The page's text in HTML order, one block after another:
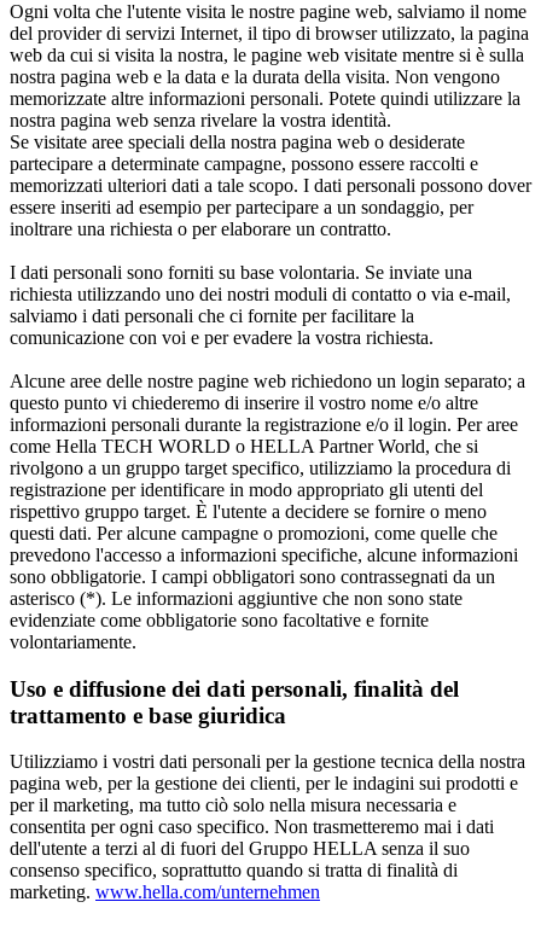
Ogni volta che l'utente visita le nostre pagine web, salviamo il nome
del provider di servizi Internet, il tipo di browser utilizzato, la pagina
web da cui si visita la nostra, le pagine web visitate mentre si è sulla
nostra pagina web e la data e la durata della visita. Non vengono
memorizzate altre informazioni personali. Potete quindi utilizzare la
nostra pagina web senza rivelare la vostra identità.
Se visitate aree speciali della nostra pagina web o desiderate
partecipare a determinate campagne, possono essere raccolti e
memorizzati ulteriori dati a tale scopo. I dati personali possono dover
essere inseriti ad esempio per partecipare a un sondaggio, per
inoltrare una richiesta o per elaborare un contratto.
I dati personali sono forniti su base volontaria. Se inviate una
richiesta utilizzando uno dei nostri moduli di contatto o via e-mail,
salviamo i dati personali che ci fornite per facilitare la
comunicazione con voi e per evadere la vostra richiesta.
Alcune aree delle nostre pagine web richiedono un login separato; a
questo punto vi chiederemo di inserire il vostro nome e/o altre
informazioni personali durante la registrazione e/o il login. Per aree
come Hella TECH WORLD o HELLA Partner World, che si
rivolgono a un gruppo target specifico, utilizziamo la procedura di
registrazione per identificare in modo appropriato gli utenti del
rispettivo gruppo target. È l'utente a decidere se fornire o meno
questi dati. Per alcune campagne o promozioni, come quelle che
prevedono l'accesso a informazioni specifiche, alcune informazioni
sono obbligatorie. I campi obbligatori sono contrassegnati da un
asterisco (*). Le informazioni aggiuntive che non sono state
evidenziate come obbligatorie sono facoltative e fornite
volontariamente.
Uso e diffusione dei dati personali, finalità del
trattamento e base giuridica
Utilizziamo i vostri dati personali per la gestione tecnica della nostra
pagina web, per la gestione dei clienti, per le indagini sui prodotti e
per il marketing, ma tutto ciò solo nella misura necessaria e
consentita per ogni caso specifico. Non trasmetteremo mai i dati
dell'utente a terzi al di fuori del Gruppo HELLA senza il suo
consenso specifico, soprattutto quando si tratta di finalità di
marketing. www.hella.com/unternehmen